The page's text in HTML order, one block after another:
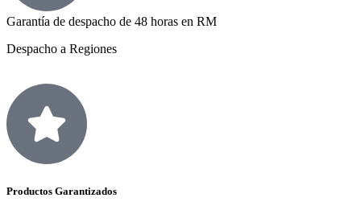
Garantía de despacho de 48 horas en RM
Despacho a Regiones
Productos Garantizados